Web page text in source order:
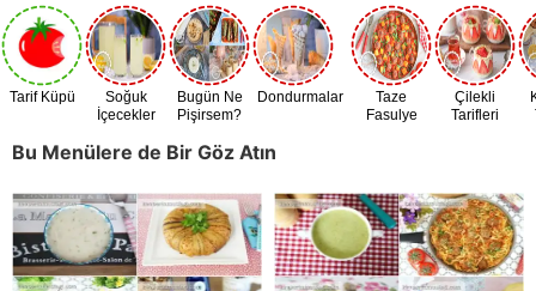
Tarif Küpü
Soğuk
İçecekler
Bugün Ne
Pişirsem?
Dondurmalar
Taze
Fasulye
Çilekli
Tarifleri
Bu Menülere de Bir Göz Atın